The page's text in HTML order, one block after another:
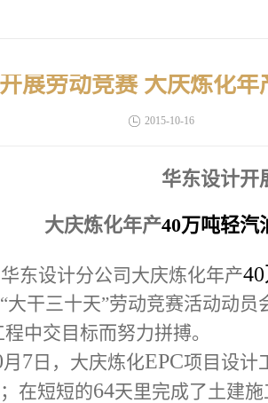
2015-10-16
华东设计开
大庆炼化年产40万吨轻汽
东设计分公司 大庆炼化年产40
大干三十天”劳动竞赛活动动
程中交目标而努力拼搏。
月 7 日，大庆炼化EPC项目设计
在短短的64天里完成了土建